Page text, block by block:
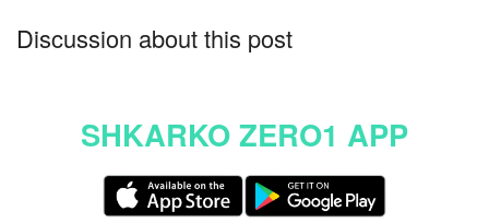
Discussion about this post
SHKARKO ZERO1 APP